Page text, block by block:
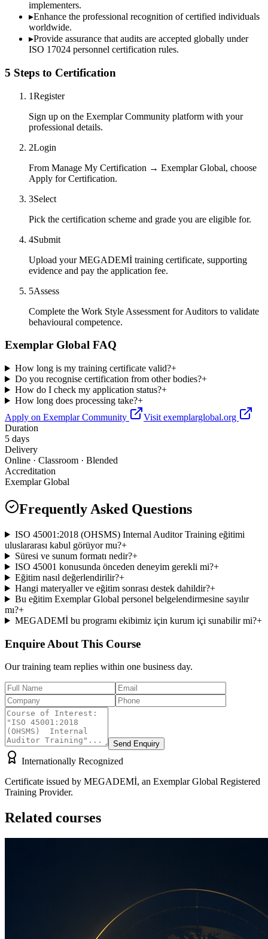
implementers.
▸Enhance the professional recognition of certified individuals
worldwide.
▸Provide assurance that audits are accepted globally under
ISO 17024 personnel certification rules.
5 Steps to Certification
1Register
Sign up on the Exemplar Community platform with your
professional details.
2Login
From Manage My Certification → Exemplar Global, choose
Apply for Certification.
3Select
Pick the certification scheme and grade you are eligible for.
4Submit
Upload your MEGADEMİ training certificate, supporting
evidence and pay the application fee.
5Assess
Complete the Work Style Assessment for Auditors to validate
behavioural competence.
Exemplar Global FAQ
How long is my training certificate valid?+
Do you recognise certification from other bodies?+
How do I check my application status?+
How long does processing take?+
Apply on Exemplar Community
Visit exemplarglobal.org
Duration
5 days
Delivery
Online · Classroom · Blended
Accreditation
Exemplar Global
Frequently Asked Questions
ISO 45001:2018 (OHSMS) Internal Auditor Training eğitimi
uluslararası kabul görüyor mu?+
Süresi ve sunum formatı nedir?+
ISO 45001 konusunda önceden deneyim gerekli mi?+
Eğitim nasıl değerlendirilir?+
Hangi materyaller ve eğitim sonrası destek dahildir?+
Bu eğitim Exemplar Global personel belgelendirmesine sayılır
mı?+
MEGADEMİ bu programı ekibimiz için kurum içi sunabilir mi?+
Enquire About This Course
Our training team replies within one business day.
Send Enquiry
Internationally Recognized
Certificate issued by MEGADEMİ, an Exemplar Global Registered
Training Provider.
Related courses